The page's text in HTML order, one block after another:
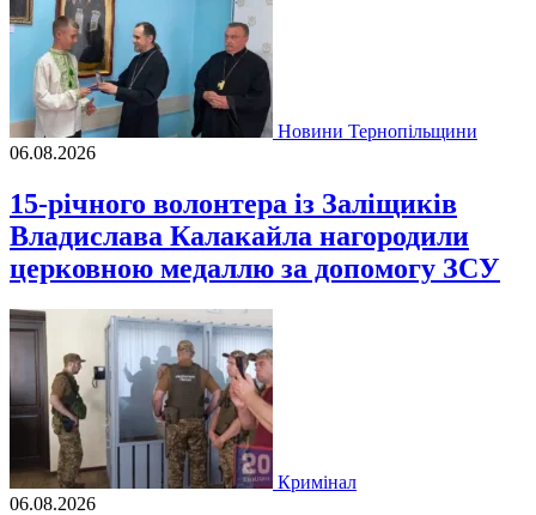
Новини Тернопільщини
06.08.2026
15-річного волонтера із Заліщиків
Владислава Калакайла нагородили
церковною медаллю за допомогу ЗСУ
Кримінал
06.08.2026